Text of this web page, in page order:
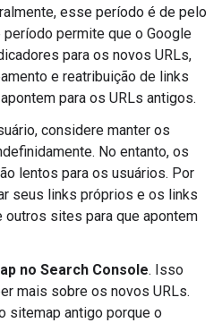
esse período é de pelo
período permite que o Google
para os novos URLs,
e reatribuição de links
para os URLs antigos.
considere manter os
No entanto, os
lentos para os usuários. Por
seus links próprios e os links
outros sites para que apontem
no Search Console. Isso
mais sobre os novos URLs.
sitemap antigo porque o